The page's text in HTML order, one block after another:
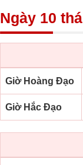
Ngày 10
Giờ Hoàng Đạo
Giờ Hắc Đạo